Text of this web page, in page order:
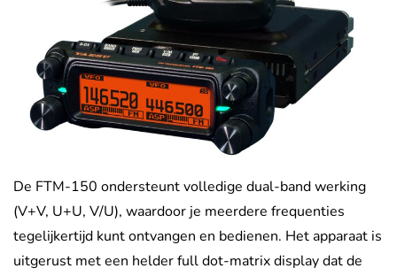
De FTM-150 ondersteunt volledige dual-band werking
(V+V, U+U, V/U), waardoor je meerdere frequenties
tegelijkertijd kunt ontvangen en bedienen. Het apparaat is
uitgerust met een helder full dot-matrix display dat de